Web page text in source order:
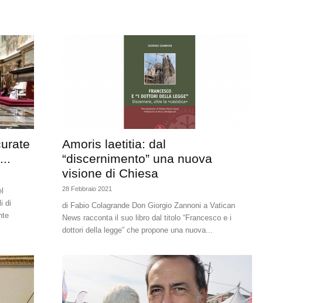
di
Amoris laetitia: dal
“discernimento” una nuova
visione di Chiesa
28 Febbraio 2021
di Fabio Colagrande Don Giorgio Zannoni a Vatican
News racconta il suo libro dal titolo “Francesco e i
dottori della legge” che propone una nuova...